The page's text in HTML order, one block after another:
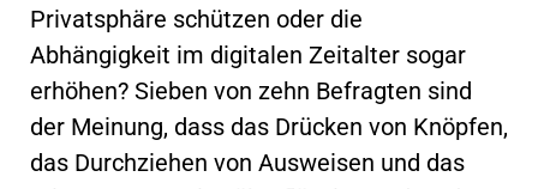
Privatsphäre schützen oder die
Abhängigkeit im digitalen Zeitalter sogar
erhöhen? Sieben von zehn Befragten sind
der Meinung, dass das Drücken von Knöpfen,
das Durchziehen von Ausweisen und das